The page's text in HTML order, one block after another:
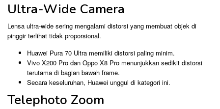
Ultra-Wide Camera
Lensa ultra-wide sering mengalami distorsi yang membuat objek di
pinggir terlihat tidak proporsional.
Huawei Pura 70 Ultra memiliki distorsi paling minim.
Vivo X200 Pro dan Oppo X8 Pro menunjukkan sedikit distorsi
terutama di bagian bawah frame.
Secara keseluruhan, Huawei unggul di kategori ini.
Telephoto Zoom